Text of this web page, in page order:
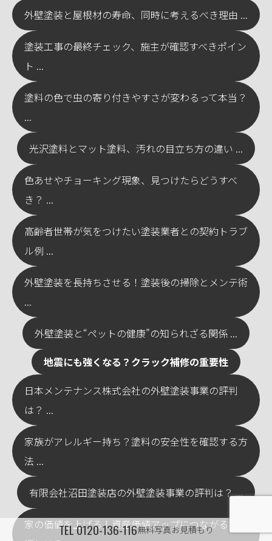
外壁塗装と屋根材の寿命、同時に考えるべき理由 ...
塗装工事の最終チェック、施主が確認すべきポイン
ト ...
塗料の色で虫の寄り付きやすさが変わるって本当？
...
光沢塗料とマット塗料、汚れの目立ち方の違い ...
色あせやチョーキング現象、見つけたらどうすべ
き？ ...
高齢者世帯が気をつけたい塗装業者との契約トラブ
ル例 ...
外壁塗装を長持ちさせる！塗装後の掃除とメンテ術
...
外壁塗装と“ペットの健康”の知られざる関係 ...
地震にも強くなる？クラック補修の重要性
日本メンテナンス株式会社の外壁塗装事業の評判
は？ ...
家族がアレルギー持ち？塗料の安全性を確認する方
法 ...
有限会社沼田塗装店の外壁塗装事業の評判は？ ...
家の価値を上げる！資産価値アップにつながる塗装
TEL0120-136-116無料写真お見積もり